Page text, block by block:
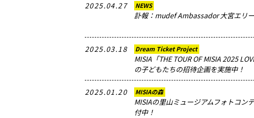
2025.04.27 NEWS
訃報：mudef Ambassador 大宮エリ
2025.03.18 Dream Ticket Project
MISIA「THE TOUR OF MISIA 2025
の子どもたちの招待企画を実施中！
2025.01.20 MISIAの森
MISIAの里山ミュージアムフォトコン
付中！